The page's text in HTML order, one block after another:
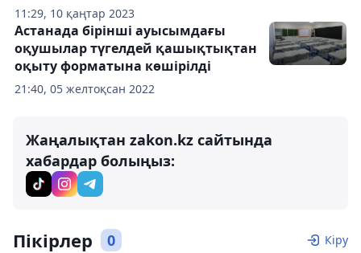
11:29, 10 қаңтар 2023
21:40, 05 желтоқсан 2022
Астанада бірінші ауысымдағы
оқушылар түгелдей қашықтықтан
оқыту форматына көшірілді
Жаңалықтан zakon.kz сайтында
хабардар болыңыз:
Пікірлер 0 Кіру